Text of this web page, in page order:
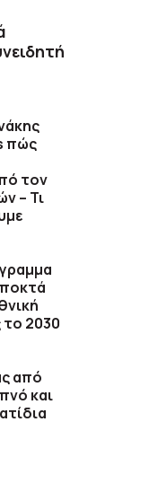
πώς
τον
– Τι
το 2030
από
και